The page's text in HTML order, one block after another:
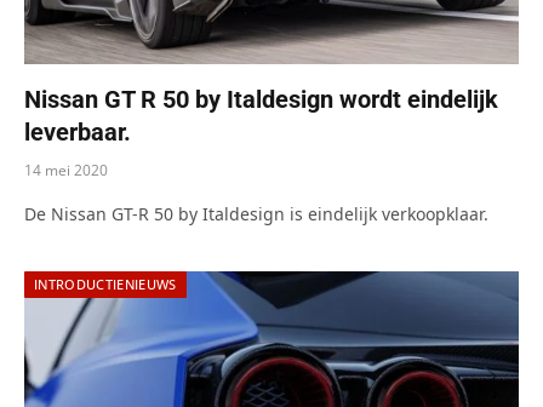
Nissan GT R 50 by Italdesign wordt eindelijk
leverbaar.
14 mei 2020
De Nissan GT-R 50 by Italdesign is eindelijk verkoopklaar.
INTRODUCTIENIEUWS